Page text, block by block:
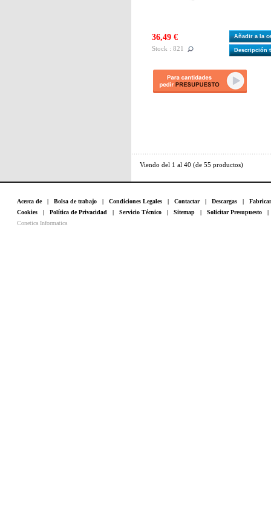
36,49 €
Stock : 821
Añadir a la
Descripción
Viendo del 1 al 40 (de 55 productos)
Acerca de| Bolsa de trabajo | Condiciones Legales | Contactar| Descargas |
Cookies | Política de Privacidad | Servicio Técnico | Sitemap | Solicitar Presupuesto
Conetica Informatica